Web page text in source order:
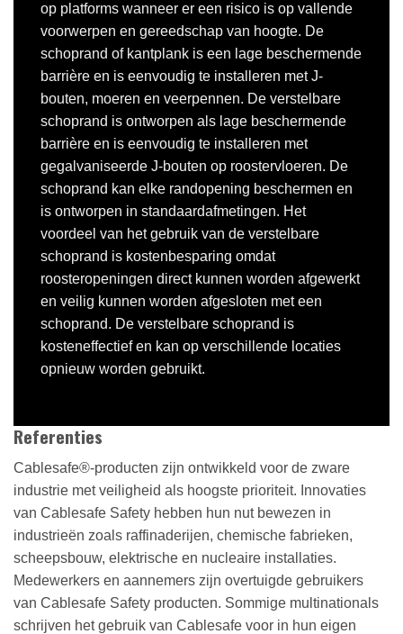
op platforms wanneer er een risico is op vallende
voorwerpen en gereedschap van hoogte. De
schoprand of kantplank is een lage beschermende
barrière en is eenvoudig te installeren met J-
bouten, moeren en veerpennen. De verstelbare
schoprand is ontworpen als lage beschermende
barrière en is eenvoudig te installeren met
gegalvaniseerde J-bouten op roostervloeren. De
schoprand kan elke randopening beschermen en
is ontworpen in standaardafmetingen. Het
voordeel van het gebruik van de verstelbare
schoprand is kostenbesparing omdat
roosteropeningen direct kunnen worden afgewerkt
en veilig kunnen worden afgesloten met een
schoprand. De verstelbare schoprand is
kosteneffectief en kan op verschillende locaties
opnieuw worden gebruikt.
Referenties
Cablesafe®-producten zijn ontwikkeld voor de zware
industrie met veiligheid als hoogste prioriteit. Innovaties
van Cablesafe Safety hebben hun nut bewezen in
industrieën zoals raffinaderijen, chemische fabrieken,
scheepsbouw, elektrische en nucleaire installaties.
Medewerkers en aannemers zijn overtuigde gebruikers
van Cablesafe Safety producten. Sommige multinationals
schrijven het gebruik van Cablesafe voor in hun eigen